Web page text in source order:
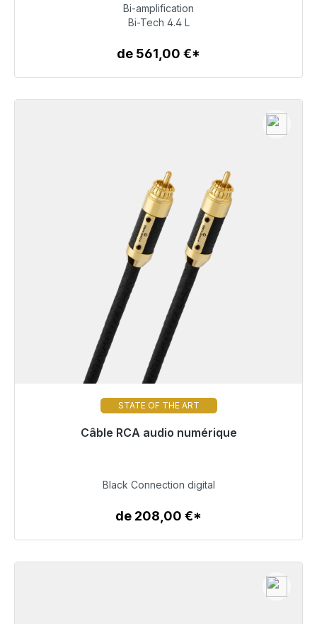
633,00 €
Détails
Bi-amplification
Bi-Tech 4.4 L
de 561,00 €*
STATE OF THE ART
Câble RCA audio numérique
Prêt à être expédié, délai de livraison 48h*
Détails
Black Connection digital
de 208,00 €*